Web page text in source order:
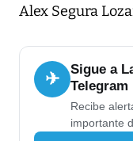
Alex Segura
✈
Sigue a
Telegram
Recibe
importante